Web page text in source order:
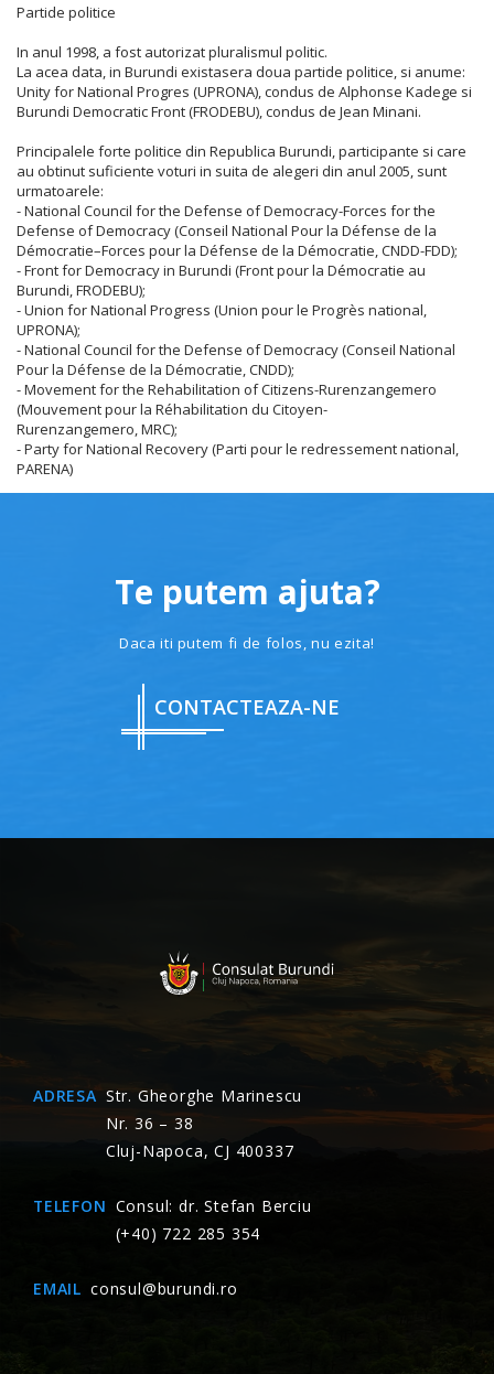
Partide politice
In anul 1998, a fost autorizat pluralismul politic.
La acea data, in Burundi existasera doua partide politice, si anume:
Unity for National Progres (UPRONA), condus de Alphonse Kadege si
Burundi Democratic Front (FRODEBU), condus de Jean Minani.
Principalele forte politice din Republica Burundi, participante si care
au obtinut suficiente voturi in suita de alegeri din anul 2005, sunt
urmatoarele:
- National Council for the Defense of Democracy-Forces for the
Defense of Democracy (Conseil National Pour la Défense de la
Démocratie–Forces pour la Défense de la Démocratie, CNDD-FDD);
- Front for Democracy in Burundi (Front pour la Démocratie au
Burundi, FRODEBU);
- Union for National Progress (Union pour le Progrès national,
UPRONA);
- National Council for the Defense of Democracy (Conseil National
Pour la Défense de la Démocratie, CNDD);
- Movement for the Rehabilitation of Citizens-Rurenzangemero
(Mouvement pour la Réhabilitation du Citoyen-
Rurenzangemero, MRC);
- Party for National Recovery (Parti pour le redressement national,
PARENA)
Te putem ajuta?
Daca iti putem fi de folos, nu ezita!
CONTACTEAZA-NE
ADRESA Str. Gheorghe Marinescu
Nr. 36 – 38
Cluj-Napoca, CJ 400337
TELEFON Consul: dr. Stefan Berciu
(+40) 722 285 354
EMAIL consul@burundi.ro